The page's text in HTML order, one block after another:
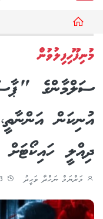
މުނިފޫހިފިލުވުން
ސަލްމާންގެ
އުނިކަން
ދިއްލީ ހައިކޯޓަށް
މަރްޔަމް ނަހްދާ ވަޙީދު